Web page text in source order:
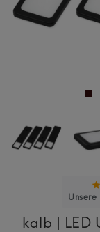
Unsere
kalb | LED